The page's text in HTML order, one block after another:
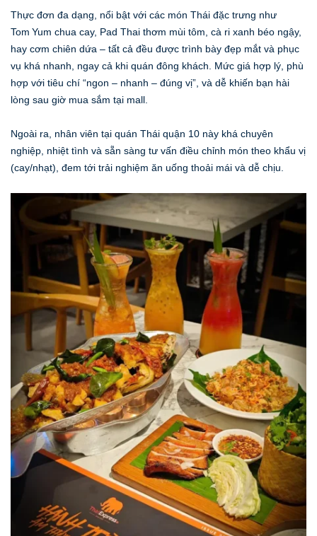
Thực đơn đa dạng, nổi bật với các món Thái đặc trưng như
Tom Yum chua cay, Pad Thai thơm mùi tôm, cà ri xanh béo ngậy,
hay cơm chiên dứa – tất cả đều được trình bày đẹp mắt và phục
vụ khá nhanh, ngay cả khi quán đông khách. Mức giá hợp lý, phù
hợp với tiêu chí “ngon – nhanh – đúng vị”, và dễ khiến bạn hài
lòng sau giờ mua sắm tại mall.
Ngoài ra, nhân viên tại quán Thái quận 10 này khá chuyên
nghiệp, nhiệt tình và sẵn sàng tư vấn điều chỉnh món theo khẩu vị
(cay/nhạt), đem tới trải nghiệm ăn uống thoải mái và dễ chịu.